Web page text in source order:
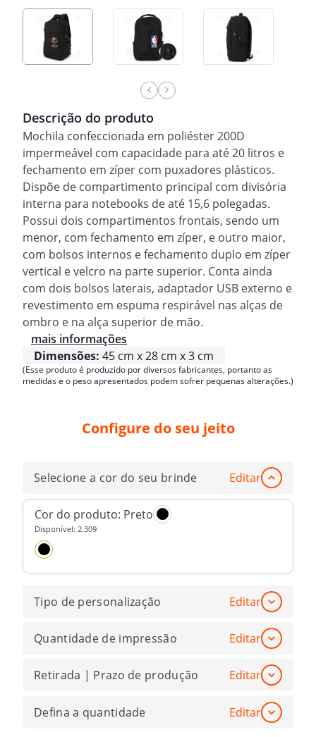
Descrição do produto
Mochila confeccionada em poliéster 200D
impermeável com capacidade para até 20 litros e
fechamento em zíper com puxadores plásticos.
Dispõe de compartimento principal com divisória
interna para notebooks de até 15,6 polegadas.
Possui dois compartimentos frontais, sendo um
menor, com fechamento em zíper, e outro maior,
com bolsos internos e fechamento duplo em zíper
vertical e velcro na parte superior. Conta ainda
com dois bolsos laterais, adaptador USB externo e
revestimento em espuma respirável nas alças de
ombro e na alça superior de mão.
mais informações
Dimensões: 45 cm x 28 cm x 3 cm
(Esse produto é produzido por diversos fabricantes, portanto as
medidas e o peso apresentados podem sofrer pequenas alterações.)
Configure do seu jeito
Selecione a cor do seu brinde Editar
Cor do produto: Preto
Disponível: 2.309
Tipo de personalização Editar
Quantidade de impressão Editar
Retirada | Prazo de produção Editar
Defina a quantidade Editar